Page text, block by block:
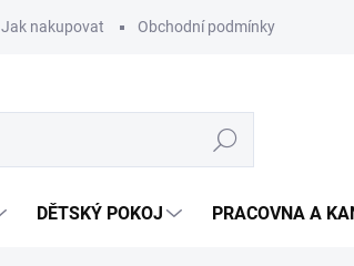
Jak nakupovat Obchodní podmínky
Hledat
DĚTSKÝ POKOJ PRACOVNA A